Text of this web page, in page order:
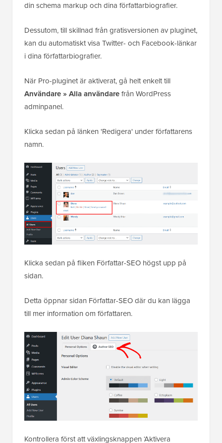
demonstrera erfarenhet, auktoritet och trovärdighet i
Dessutom, till skillnad från gratisversionen av pluginet,
kan du automatiskt visa Twitter- och Facebook-länkar
När Pro-pluginet är aktiverat, gå helt enkelt till
Användare » Alla användare
Klicka sedan på länken 'Redigera' under författarens
Klicka sedan på fliken Författar-SEO högst upp på
Detta öppnar sidan Författar-SEO där du kan lägga